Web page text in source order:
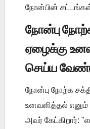
நோன்பின்
நோன்பு
ஏழைக்கு
செய்ய
நோன்பு நோற்க
உனவளித்தல் எனும்
அவர் கேட்கிறார்: